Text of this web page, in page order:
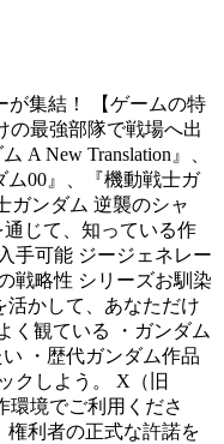
が集結！ 【ゲームの特
の最強部隊で戦場へ出
New Translation』、
ム00』、『機動戦士ガ
ガンダム 逆襲のシャ
じて、知っている作
手可能 ジージェネレー
戦略性 シリーズお馴染
かして、あなただけ
く観ている ・ガンダム
・歴代ガンダム作品
クしよう。 X（旧
環境でご利用くださ
利者の正式な許諾を